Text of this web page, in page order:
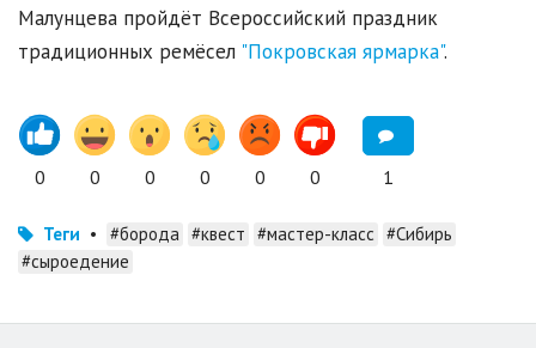
Малунцева пройдёт Всероссийский праздник
традиционных ремёсел "Покровская ярмарка".
0 0 0 0 0 0 1
Теги • #борода #квест #мастер-класс #Сибирь
#сыроедение